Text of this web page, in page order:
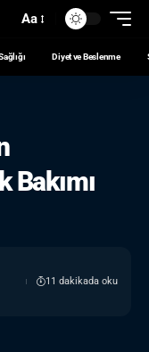
Aa
Diyet ve Beslenme
11 dakikada oku